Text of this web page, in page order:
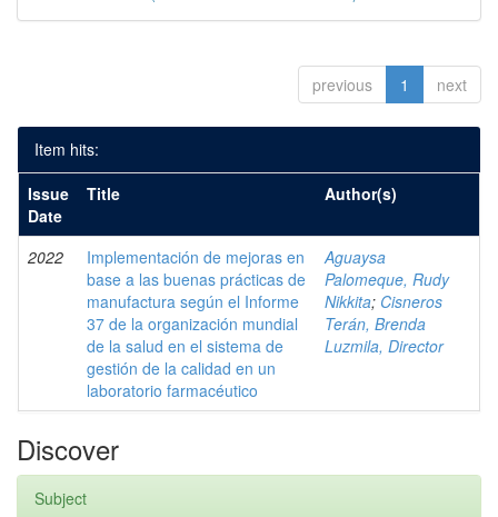
previous 1 next
Item hits:
Issue
Date
Title Author(s)
2022
Implementación de mejoras en
base a las buenas prácticas de
manufactura según el Informe
37 de la organización mundial
de la salud en el sistema de
gestión de la calidad en un
laboratorio farmacéutico
Aguaysa
Palomeque, Rudy
Nikkita; Cisneros
Terán, Brenda
Luzmila, Director
Discover
Subject